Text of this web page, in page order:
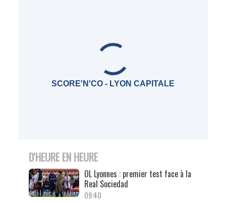
SCORE'N'CO - LYON CAPITALE
D'HEURE EN HEURE
OL Lyonnes : premier test face à la
Real Sociedad
09:40